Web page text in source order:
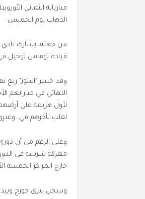
مبارياته الثماني
الذهاب يوم الخميس.
من جهته، يشارك
قيادة توماس توخيل في موسم
وقد خسر "البلوز" ربع
لقلب تأخرهم في،
وعلى الرغم من أن دوري
معركة شرسة في
خارج المراكز الخمسة